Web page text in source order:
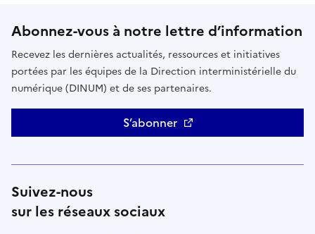
Abonnez-vous à notre lettre d’information
Recevez les dernières actualités, ressources et initiatives
portées par les équipes de la Direction interministérielle du
numérique (DINUM) et de ses partenaires.
S’abonner
Suivez-nous
sur les réseaux sociaux